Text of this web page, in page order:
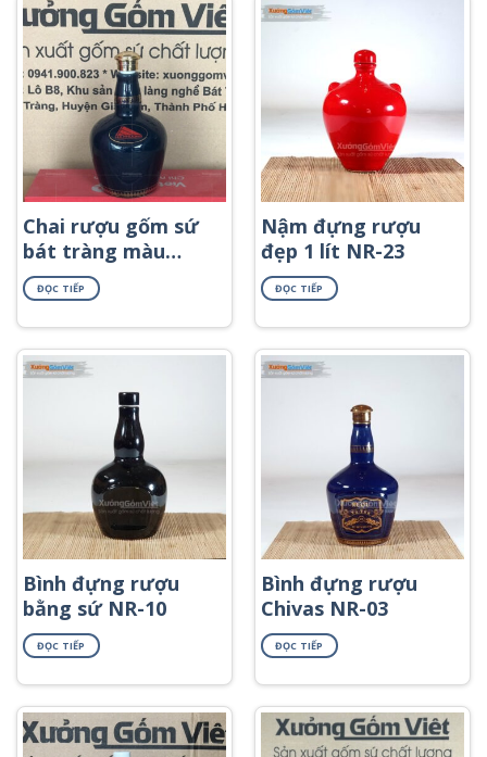
Chai rượu gốm sứ
bát tràng màu
xanh cơ bản dáng 1
bầu NR-43
ĐỌC TIẾP
Nậm đựng rượu
đẹp 1 lít NR-23
ĐỌC TIẾP
Bình đựng rượu
bằng sứ NR-10
ĐỌC TIẾP
Bình đựng rượu
Chivas NR-03
ĐỌC TIẾP